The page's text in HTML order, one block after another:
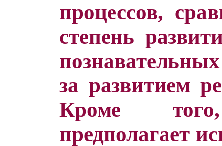
процессов,
степень
за развитием
Кроме того,
предполагает